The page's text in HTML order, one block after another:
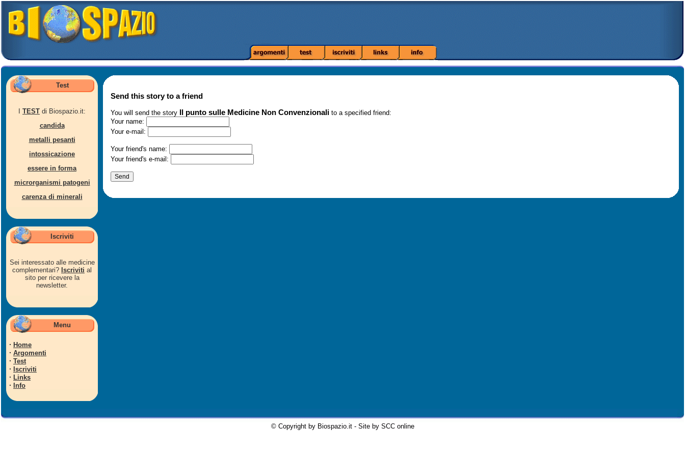
Test
TEST di Biospazio.it:
candida
metalli pesanti
intossicazione
essere in forma
microrganismi patogeni
carenza di minerali
Iscriviti
Sei interessato alle medicine
complementari? Iscriviti al
sito per ricevere la
newsletter.
Menu
· Home
· Argomenti
· Test
· Iscriviti
· Links
· Info
Send this story to a friend
You will send the story Il punto sulle Medicine Non Convenzionali to a specified friend:
Your name:
Your e-mail:
Your friend's name:
Your friend's e-mail:
© Copyright by Biospazio.it - Site by SCC online